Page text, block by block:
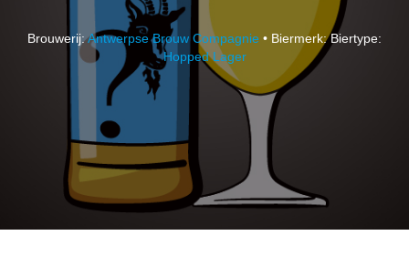
Brouwerij:Antwerpse Brouw Compagnie • Biermerk: Biertype:
Hopped Lager